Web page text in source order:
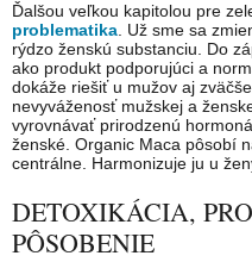
Ďalšou veľkou kapitolou pre
problematika . Už sme sa
rýdzo ženskú substanciu. Do
ako produkt podporujúci a
dokáže riešiť u mužov aj
nevyváženosť mužskej a
vyrovnávať prirodzenú
ženské. Organic Maca pôsobí
centrálne. Harmonizuje ju u
DETOXIKÁCIA,
PÔSOBENIE